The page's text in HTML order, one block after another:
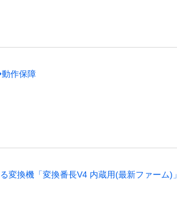
作保障
変換機「変換番長V4 内蔵用(最新ファーム)」